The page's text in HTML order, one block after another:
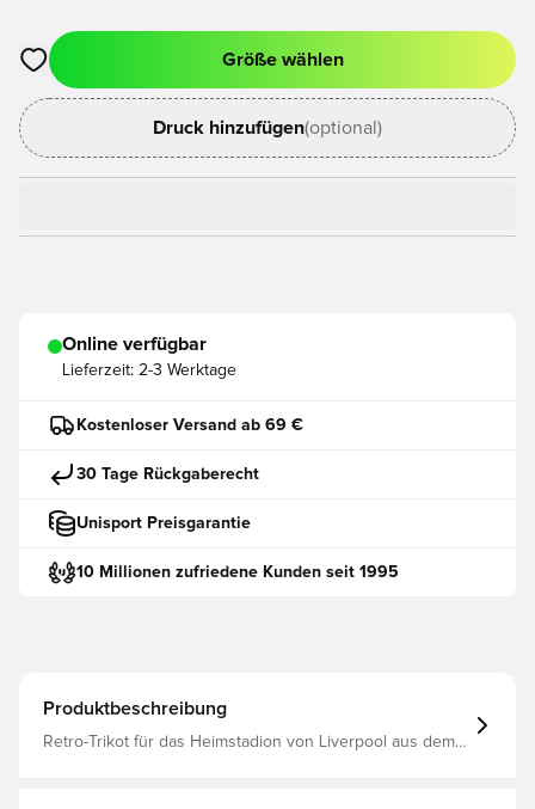
Öffnet ein neues Fenster zum Anmelden oder Registrieren
Größe wählen
Druck hinzufügen(optional)
Online verfügbar
Lieferzeit: 2-3 Werktage
Kostenloser Versand ab 69 €
30 Tage Rückgaberecht
Unisport Preisgarantie
10 Millionen zufriedene Kunden seit 1995
Produktbeschreibung
Retro-Trikot für das Heimstadion von Liverpool aus dem